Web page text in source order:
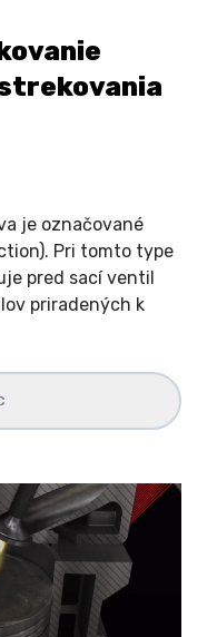
je označované
Pri tomto type
pred sací ventil
priradených k